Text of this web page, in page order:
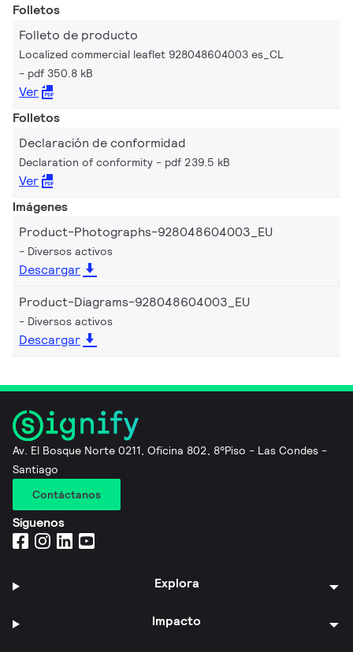
Folletos
Folleto de producto
Localized commercial leaflet 928048604003 es_CL
pdf 350.8 kB
Ver
Folletos
Declaración de conformidad
Declaration of conformity pdf 239.5 kB
Ver
Imágenes
Product-Photographs-928048604003_EU
Diversos activos
Descargar
Product-Diagrams-928048604003_EU
Diversos activos
Descargar
Av. El Bosque Norte 0211, Oficina 802, 8°Piso - Las Condes -
Santiago
Contáctanos
Síguenos
Explora
Impacto